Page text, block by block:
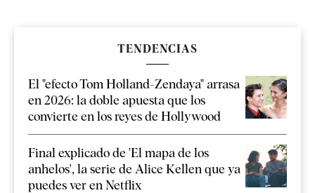
TENDENCIAS
El "efecto Tom Holland-Zendaya" arrasa
en 2026: la doble apuesta que los
convierte en los reyes de Hollywood
Final explicado de 'El mapa de los
anhelos', la serie de Alice Kellen que ya
puedes ver en Netflix